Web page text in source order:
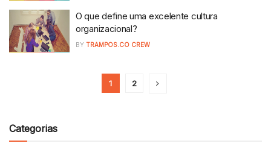
O que define uma excelente cultura
organizacional?
BY TRAMPOS.CO CREW
1 2
Categorias